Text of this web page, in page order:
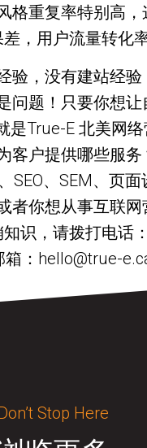
格重复率特别高，
，用户流量转化率
验，没有建站经验
问题！只要你想让
是True-E 北美网络
客户提供哪些服务
SEO、SEM、页
者你想从事互联网
识，请拨打电话
：hello@true-e.ca
Stop Here